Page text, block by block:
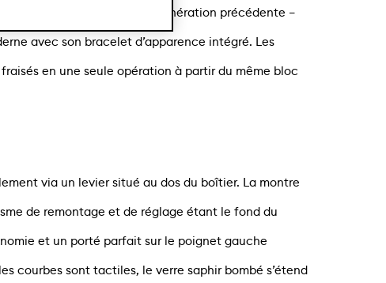
– comparé à la génération précédente –
avec son bracelet d’apparence intégré. Les
en une seule opération à partir du même bloc
via un levier situé au dos du boîtier. La montre
de remontage et de réglage étant le fond du
et un porté parfait sur le poignet gauche
courbes sont tactiles, le verre saphir bombé s’étend